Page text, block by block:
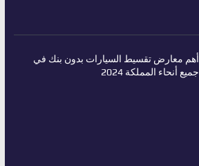
أهم معارض تقسيط السيارات بدون بنك في
جميع أنحاء المملكة 2024